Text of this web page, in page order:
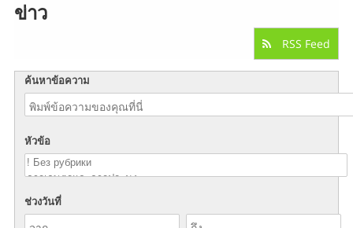
ข่าว
RSS Feed
ค้นหาข้อความ
หัวข้อ
ช่วงวันที่